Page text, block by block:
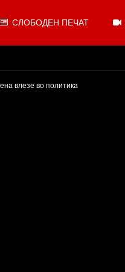
СЛОБОДЕН ПЕЧАТ
влезе во политика